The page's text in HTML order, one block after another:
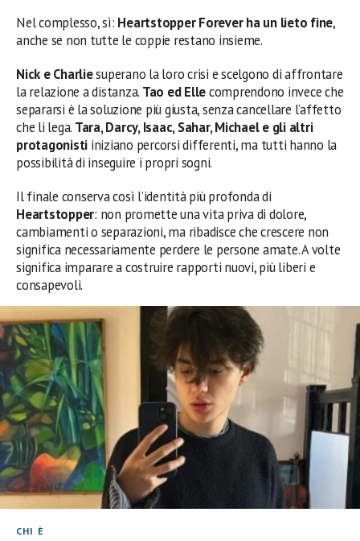
Nel complesso, sì: Heartstopper Forever ha un lieto fine,
anche se non tutte le coppie restano insieme.
Nick e Charliesuperano la loro crisi e scelgono di affrontare
la relazione a distanza. Tao ed Ellecomprendono invece che
separarsi è la soluzione più giusta, senza cancellare l’affetto
che li lega. Tara, Darcy, Isaac, Sahar, Michael e gli altri
protagonisti iniziano percorsi differenti, ma tutti hanno la
possibilità di inseguire i propri sogni.
Il finale conserva così l’identità più profonda di
Heartstopper: non promette una vita priva di dolore,
cambiamenti o separazioni, ma ribadisce che crescere non
significa necessariamente perdere le persone amate. A volte
significa imparare a costruire rapporti nuovi, più liberi e
consapevoli.
CHI È